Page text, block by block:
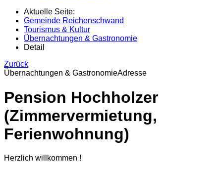
Aktuelle Seite:
Gemeinde Reichenschwand
Tourismus & Kultur
Übernachtungen & Gastronomie
Detail
Zurück
Übernachtungen & GastronomieAdresse
Pension Hochholzer
(Zimmervermietung,
Ferienwohnung)
Herzlich willkommen !